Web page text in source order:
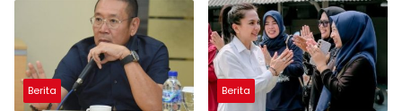
Berita Berita